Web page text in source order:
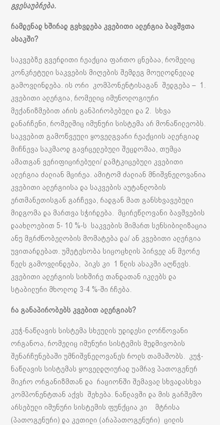
გვესაუბრება.
რამდენად ხშირად გვხვდება კვებითი ალერგია ბავშვთა
ასაკში?
საკვებზე გვერდითი რეაქცია ფართო ცნებაა, რომელიც
კონკრეტული საკვების მიღების შემდეგ მოულოდნელად
გამოვლინდება. ის ორი კომპონენტისაგან შედგება – 1.
კვებითი ალერგია, რომელიც იმუნოლოგიური
მექანიზმებით არის განპირობებული და 2. სხვა
დანარჩენი, რომელშიც იმუნური სისტემა არ მონაწილეობს.
საკვებით გამოწვეული ყოველგვარი რეაქციის ალერგიად
მიჩნევა საკმაოდ გავრცელებული შეცდომაა, თუმცა
ამათგან ვერიფიცირებული/ დამტკიცებული კვებითი
ალერგია ძალიან მცირეა. ამიტომ ძალიან მნიშვნელოვანია
კვებითი ალერგიისა და საკვების აუტანლობის
ერთმანეთისგან გარჩევა, რადგან მათ განსხვავებული
მიდგომა და მართვა სჭირდება. მცირეწლოვანი ბავშვების
დაახლოებით 5- 10 %-ს საკვების მიმართ სენსიბილიზაცია
ანუ მგრძნობელობის მომატება და/ ან კვებითი ალერგია
უვითარდებათ. უმეტესობა სიცოცხლის პირველ ან მეორე
წელს გამოვლინდება, პიკს კი 1 წლის ასაკში აღწევს.
კვებითი ალერგიის სიხშირე თანდათან იკლებს და
სტაბილური მხოლოდ 3-4 %-ში რჩება.
რა განაპირობებს კვებით ალერგიას?
კუჭ-ნაწლავის სისტემა სხეულის უდიდესი ლორწოვანი
ორგანოა, რომელიც იმუნური სისტემის მუდმივობის
შენარჩუნებაში უმნიშვნელოვანეს როლს თამაშობს. კუჭ-
ნაწლავის სისტემას ყოველდღიურად უამრავ პათოგენურ
მიკრო ორგანიზმთან და რაციონში შემავალ სხვადასხვა
კომპონენტთან აქვს შეხება. ნაწლავში და მის გარშემო
არსებული იმუნური სისტემის ფუნქცია კი მტრისა
(პათოგენური) და კეთილი (არაპათოგენური) ცილის